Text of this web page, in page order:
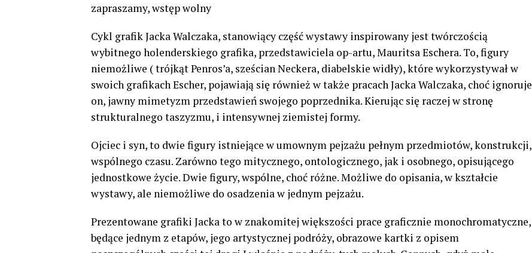
zapraszamy, wstęp wolny
Cykl grafik Jacka Walczaka, stanowiący część wystawy inspirowany jest twórczością
wybitnego holenderskiego grafika, przedstawiciela op-artu, Mauritsa Eschera. To, figury
niemożliwe ( trójkąt Penros’a, sześcian Neckera, diabelskie widły), które wykorzystywał w
swoich grafikach Escher, pojawiają się również w także pracach Jacka Walczaka, choć ignoruje
on, jawny mimetyzm przedstawień swojego poprzednika. Kierując się raczej w stronę
strukturalnego taszyzmu, i intensywnej ziemistej formy.
Ojciec i syn, to dwie figury istniejące w umownym pejzażu pełnym przedmiotów, konstrukcji,
wspólnego czasu. Zarówno tego mitycznego, ontologicznego, jak i osobnego, opisującego
jednostkowe życie. Dwie figury, wspólne, choć różne. Możliwe do opisania, w kształcie
wystawy, ale niemożliwe do osadzenia w jednym pejzażu.
Prezentowane grafiki Jacka to w znakomitej większości prace graficznie monochromatyczne,
będące jednym z etapów, jego artystycznej podróży, obrazowe kartki z opisem